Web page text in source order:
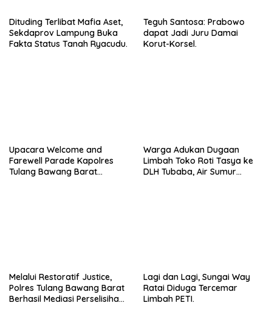
Dituding Terlibat Mafia Aset,
Sekdaprov Lampung Buka
Fakta Status Tanah Ryacudu.
Teguh Santosa: Prabowo
dapat Jadi Juru Damai
Korut-Korsel.
Upacara Welcome and
Farewell Parade Kapolres
Tulang Bawang Barat
Warga Adukan Dugaan
Limbah Toko Roti Tasya ke
DLH Tubaba, Air Sumur
Melalui Restoratif Justice,
Polres Tulang Bawang Barat
Berhasil Mediasi Perselisihan
Lagi dan Lagi, Sungai Way
Ratai Diduga Tercemar
Limbah PETI.